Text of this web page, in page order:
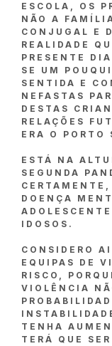
ESCOLA, OS
NÃO A
CONJUGAL E
REALIDADE
PRESENTE
SE UM
SENTIDA E
NEFASTAS
DESTAS
RELAÇÕES
ERA O PORTO
ESTÁ NA
SEGUNDA
DOENÇA
IDOSOS.
CONSIDERO
EQUIPAS DE
RISCO,
VIOLÊNCIA
TENHA
TERÁ QUE